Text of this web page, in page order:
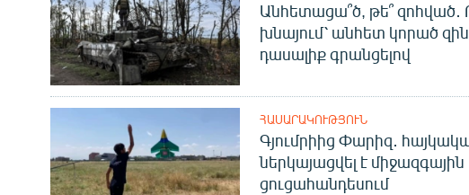
Անհետացա՞ծ, թե՞ զոհված․
խնայում՝ անհետ կորած
դասալիք գրանցելով
ՀԱՍԱՐԱԿՈՒԹՅՈՒՆ
Գյումրիից Փարիզ․
ներկայացվել է միջազգային
ցուցահանդեսում